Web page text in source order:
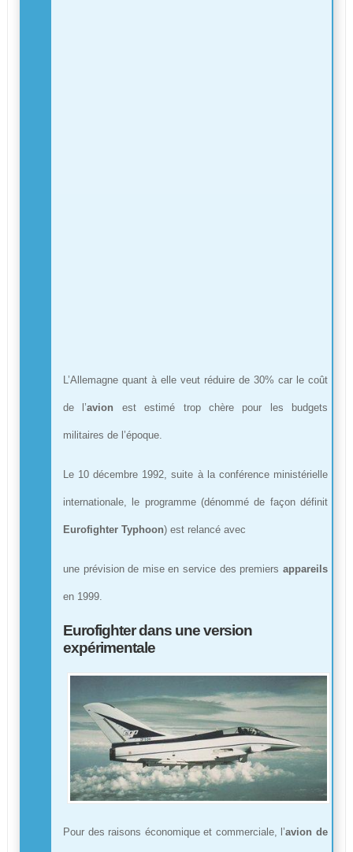
L’Allemagne quant à elle veut réduire de 30% car le coût
de l’avion est estimé trop chère pour les budgets
militaires de l’époque.
Le 10 décembre 1992, suite à la conférence ministérielle
internationale, le programme (dénommé de façon définit
Eurofighter Typhoon) est relancé avec
une prévision de mise en service des premiersappareils
en 1999.
Eurofighterdans une version
expérimentale
Pour des raisons économique et commerciale, l’avion de